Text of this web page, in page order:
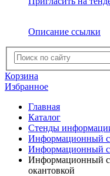
Описание ссылки
Корзина
Избранное
Главная
Каталог
Стенды
Информационный
Информационный
Информационный
окантовкой